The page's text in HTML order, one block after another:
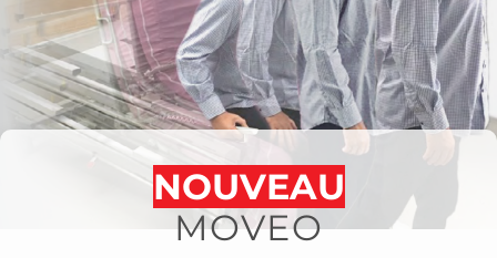
NOUVEAU
MOVEO